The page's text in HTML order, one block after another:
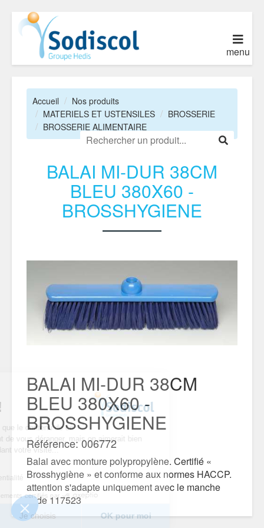
!
sûrs que le contenu de ce
avant de vous déranger, mais on aimerait bien
pendant votre visite...
de confidentialité
Consentements certifiés par
Je choisis OK pour moi
menu
Accueil
Nos produits
MATERIELS ET USTENSILES
BROSSERIE
BROSSERIE ALIMENTAIRE
BALAI MI-DUR 38CM
BLEU 380X60 -
BROSSHYGIENE
BALAI MI-DUR 38CM
BLEU 380X60 -
BROSSHYGIENE
Référence: 006772
Balai avec monture polypropylène. Certifié «
Brosshygiène » et conforme aux normes HACCP.
attention s'adapte uniquement avec le manche
code 117523
DOCUMENTS